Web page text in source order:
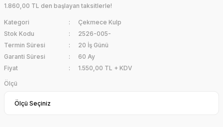
1.860,00 TL den başlayan taksitlerle!
Kategori
Çekmece Kulp
Stok Kodu
2526-005-
Termin Süresi
20 İş Günü
Garanti Süresi
60 Ay
Fiyat
1.550,00 TL + KDV
Ölçü